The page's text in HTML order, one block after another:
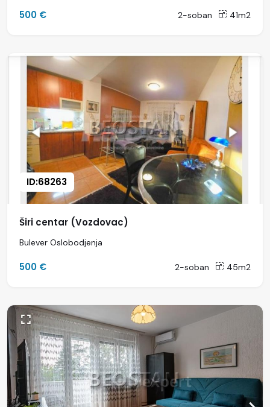
500 € 2-soban 41m2
ID:68263
Širi centar (Vozdovac)
Bulever Oslobodjenja
500 € 2-soban 45m2